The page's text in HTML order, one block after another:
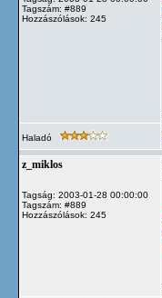
Tagszám: #889
Hozzászólások: 245
Haladó
z_miklos
Tagság: 2003-01-28 00:00:00
Tagszám: #889
Hozzászólások: 245